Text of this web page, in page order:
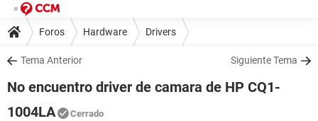
Foros Hardware Drivers
Tema Anterior Siguiente Tema
No encuentro driver de camara de HP CQ1-
1004LA
Cerrado